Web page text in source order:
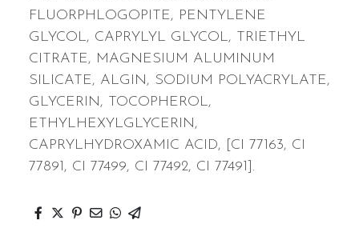
FLUORPHLOGOPITE, PENTYLENE
GLYCOL, CAPRYLYL GLYCOL, TRIETHYL
CITRATE, MAGNESIUM ALUMINUM
SILICATE, ALGIN, SODIUM POLYACRYLATE,
GLYCERIN, TOCOPHEROL,
ETHYLHEXYLGLYCERIN,
CAPRYLHYDROXAMIC ACID, [CI 77163, CI
77891, CI 77499, CI 77492, CI 77491].